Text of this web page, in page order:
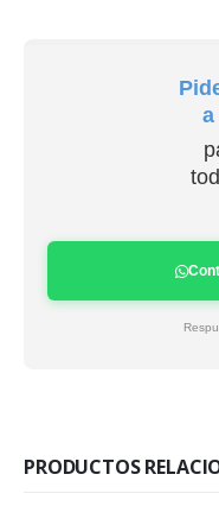
PRODUCTOS